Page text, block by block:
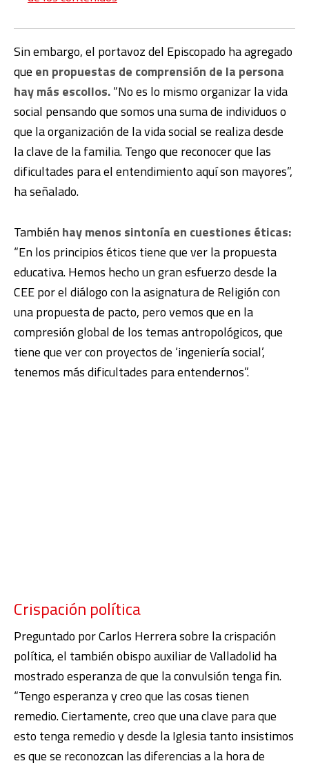
Sin embargo, el portavoz del Episcopado ha agregado
que en propuestas de comprensión de la persona
hay más escollos.“No es lo mismo organizar la vida
social pensando que somos una suma de individuos o
que la organización de la vida social se realiza desde
la clave de la familia. Tengo que reconocer que las
dificultades para el entendimiento aquí son mayores”,
ha señalado.
Tambiénhay menos sintonía en cuestiones éticas:
“En los principios éticos tiene que ver la propuesta
educativa. Hemos hecho un gran esfuerzo desde la
CEE por el diálogo con la asignatura de Religión con
una propuesta de pacto, pero vemos que en la
compresión global de los temas antropológicos, que
tiene que ver con proyectos de ‘ingeniería social’,
tenemos más dificultades para entendernos”.
Crispación política
Preguntado por Carlos Herrera sobre la crispación
política, el también obispo auxiliar de Valladolid ha
mostrado esperanza de que la convulsión tenga fin.
“Tengo esperanza y creo que las cosas tienen
remedio. Ciertamente, creo que una clave para que
esto tenga remedio y desde la Iglesia tanto insistimos
es que se reconozcan las diferencias a la hora de